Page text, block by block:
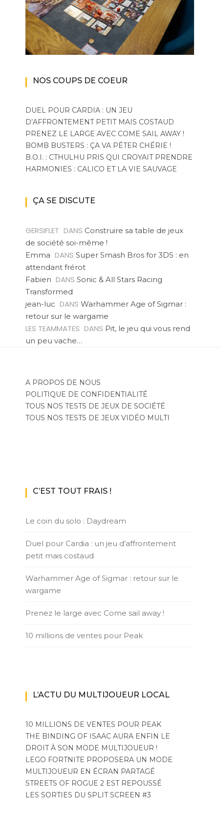
NOS COUPS DE COEUR
DUEL POUR CARDIA : UN JEU
D’AFFRONTEMENT PETIT MAIS COSTAUD
PRENEZ LE LARGE AVEC COME SAIL AWAY !
BOMB BUSTERS : ÇA VA PÉTER CHÉRIE !
B.O.I. : CTHULHU PRIS QUI CROYAIT PRENDRE
HARMONIES : CALICO ET LA VIE SAUVAGE
ÇA SE DISCUTE
GERSIFLET DANS Construire sa table de jeux
de société soi-même !
Emma DANS Super Smash Bros for 3DS : en
attendant frérot
Fabien DANS Sonic & All Stars Racing
Transformed
jean-luc DANS Warhammer Age of Sigmar :
retour sur le wargame
LES TEAMMATES DANS Pit, le jeu qui vous rend
un peu vache…
A PROPOS DE NOUS
POLITIQUE DE CONFIDENTIALITÉ
TOUS NOS TESTS DE JEUX DE SOCIÉTÉ
TOUS NOS TESTS DE JEUX VIDÉO MULTI
C’EST TOUT FRAIS !
Le coin du solo : Daydream
Duel pour Cardia : un jeu d’affrontement
petit mais costaud
Warhammer Age of Sigmar : retour sur le
wargame
Prenez le large avec Come sail away !
10 millions de ventes pour Peak
L’ACTU DU MULTIJOUEUR LOCAL
10 MILLIONS DE VENTES POUR PEAK
THE BINDING OF ISAAC AURA ENFIN LE
DROIT À SON MODE MULTIJOUEUR !
LEGO FORTNITE PROPOSERA UN MODE
MULTIJOUEUR EN ÉCRAN PARTAGÉ
STREETS OF ROGUE 2 EST REPOUSSÉ
LES SORTIES DU SPLIT SCREEN #3